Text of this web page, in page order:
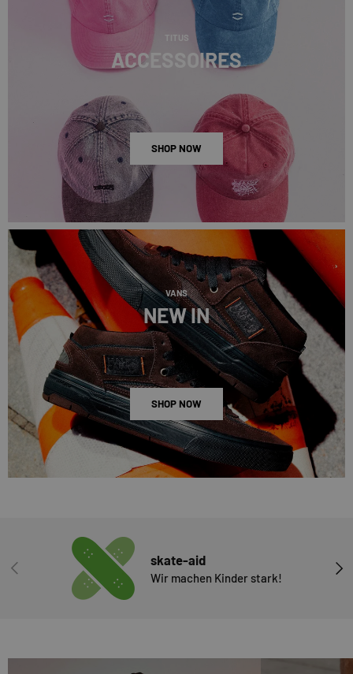
TITUS
ACCESSOIRES
SHOP NOW
VANS
NEW IN
SHOP NOW
VORHERIGE skate-aid
Wir machen Kinder stark!